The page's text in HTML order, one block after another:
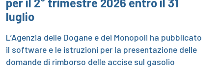
per il 2° trimestre 2026 entro il 31
luglio
L’Agenzia delle Dogane e dei Monopoli ha pubblicato
il software e le istruzioni per la presentazione delle
domande di rimborso delle accise sul gasolio